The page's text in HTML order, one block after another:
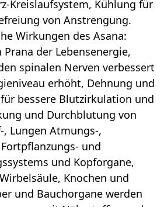
Kreislaufsystem, Kühlung für
von Anstrengung.
Wirkungen des Asana:
der Lebensenergie,
spinalen Nerven verbessert
erhöht, Dehnung und
bessere Blutzirkulation und
und Durchblutung von
, Lungen Atmungs-,
und
und Kopforgane,
Knochen und
und Bauchorgane werden